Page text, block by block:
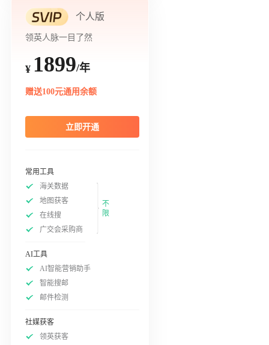
个人版
领英人脉一目了然
¥ 1899/年
赠送100元通用余额
立即开通
常用工具
海关数据
地图获客
在线搜
广交会采购商
不
限
AI工具
AI智能营销助手
智能搜邮
邮件检测
社媒获客
领英获客